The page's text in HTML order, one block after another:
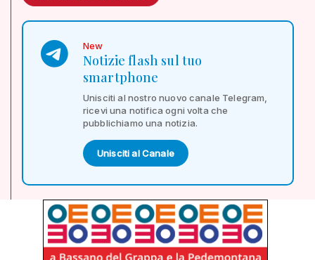
New
Notizie flash sul tuo
smartphone
Unisciti al nostro nuovo canale Telegram,
ricevi una notifica ogni volta che
pubblichiamo una notizia.
Unisciti al Canale